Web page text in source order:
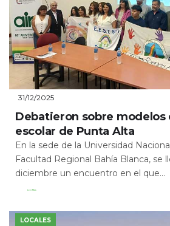
31/12/2025
Debatieron sobre modelos
escolar de Punta Alta
En la sede de la Universidad
Facultad Regional Bahía Blanca, se
diciembre un encuentro en el que...
Leer Más
LOCALES